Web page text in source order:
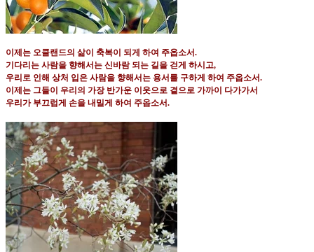
이제는 오클랜드의 삶이 축복이 되게 하여 주옵소서.
기다리는 사람을 향해서는 신바람 되는 길을 걷게 하시고,
우리로 인해 상처 입은 사람을 향해서는 용서를 구하게 하여 주옵소서.
이제는 그들이 우리의 가장 반가운 이웃으로 곁으로 가까이 다가가서
우리가 부끄럽게 손을 내밀게 하여 주옵소서.